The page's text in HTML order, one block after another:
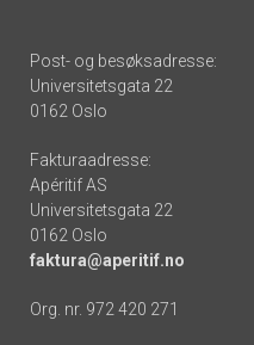
Post- og besøksadresse:
Universitetsgata 22
0162 Oslo
Fakturaadresse:
Apéritif AS
Universitetsgata 22
0162 Oslo
faktura@aperitif.no
Org. nr. 972 420 271